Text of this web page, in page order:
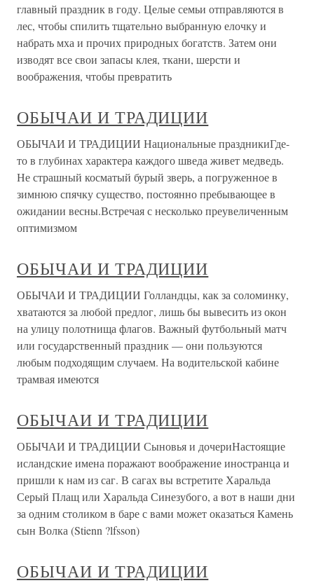
главный праздник в году. Целые семьи отправляются в
лес, чтобы спилить тщательно выбранную елочку и
набрать мха и прочих природных богатств. Затем они
изводят все свои запасы клея, ткани, шерсти и
воображения, чтобы превратить
ОБЫЧАИ И ТРАДИЦИИ
ОБЫЧАИ И ТРАДИЦИИ Национальные праздникиГде-
то в глубинах характера каждого шведа живет медведь.
Не страшный косматый бурый зверь, а погруженное в
зимнюю спячку существо, постоянно пребывающее в
ожидании весны.Встречая с несколько преувеличенным
оптимизмом
ОБЫЧАИ И ТРАДИЦИИ
ОБЫЧАИ И ТРАДИЦИИ Голландцы, как за соломинку,
хватаются за любой предлог, лишь бы вывесить из окон
на улицу полотнища флагов. Важный футбольный матч
или государственный праздник — они пользуются
любым подходящим случаем. На водительской кабине
трамвая имеются
ОБЫЧАИ И ТРАДИЦИИ
ОБЫЧАИ И ТРАДИЦИИ Сыновья и дочериНастоящие
исландские имена поражают воображение иностранца и
пришли к нам из саг. В сагах вы встретите Харальда
Серый Плащ или Харальда Синезубого, а вот в наши дни
за одним столиком в баре с вами может оказаться Камень
сын Волка (Stienn ?lfsson)
ОБЫЧАИ И ТРАДИЦИИ